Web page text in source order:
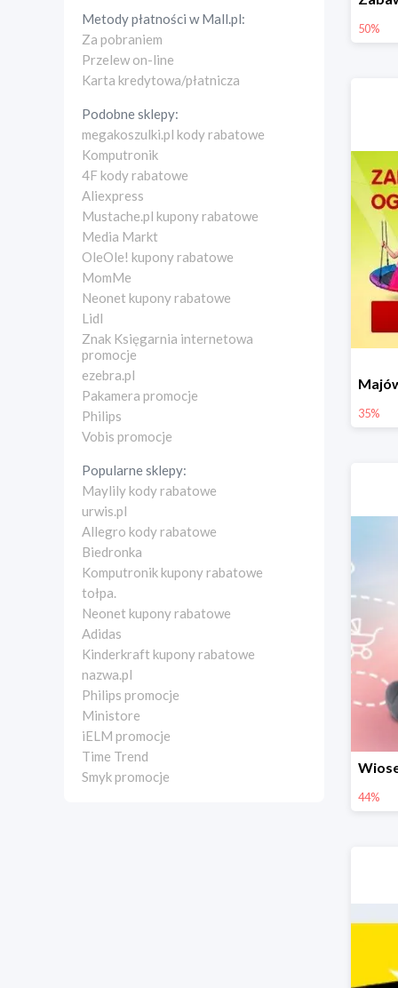
Metody płatności wMall.pl:
Za pobraniem
Przelew on-line
Karta kredytowa/płatnicza
Podobne sklepy:
megakoszulki.pl kody rabatowe
Komputronik
4F kody rabatowe
Aliexpress
Mustache.pl kupony rabatowe
Media Markt
OleOle! kupony rabatowe
MomMe
Neonet kupony rabatowe
Lidl
Znak Księgarnia internetowa
promocje
ezebra.pl
Pakamera promocje
Philips
Vobis promocje
Popularne sklepy:
Maylily kody rabatowe
urwis.pl
Allegro kody rabatowe
Biedronka
Komputronik kupony rabatowe
tołpa.
Neonet kupony rabatowe
Adidas
Kinderkraft kupony rabatowe
nazwa.pl
Philips promocje
Ministore
iELM promocje
Time Trend
Smyk promocje
50%
35%
44%